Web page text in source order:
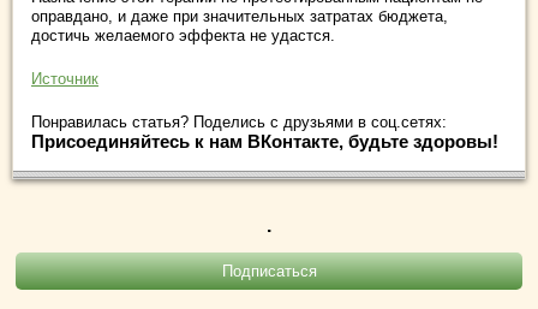
оправдано, и даже при значительных затратах бюджета,
достичь желаемого эффекта не удастся.
Источник
Понравилась статья? Поделись с друзьями в соц.сетях:
Присоединяйтесь к нам ВКонтакте, будьте здоровы!
.